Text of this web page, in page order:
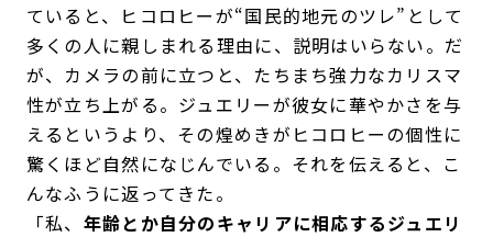
ていると、ヒコロヒーが“国民的地元のツレ”として
多くの人に親しまれる理由に、説明はいらない。だ
が、カメラの前に立つと、たちまち強力なカリスマ
性が立ち上がる。ジュエリーが彼女に華やかさを与
えるというより、その煌めきがヒコロヒーの個性に
驚くほど自然になじんでいる。それを伝えると、こ
んなふうに返ってきた。
「私、 年齢とか自分のキャリアに相応するジュエリ